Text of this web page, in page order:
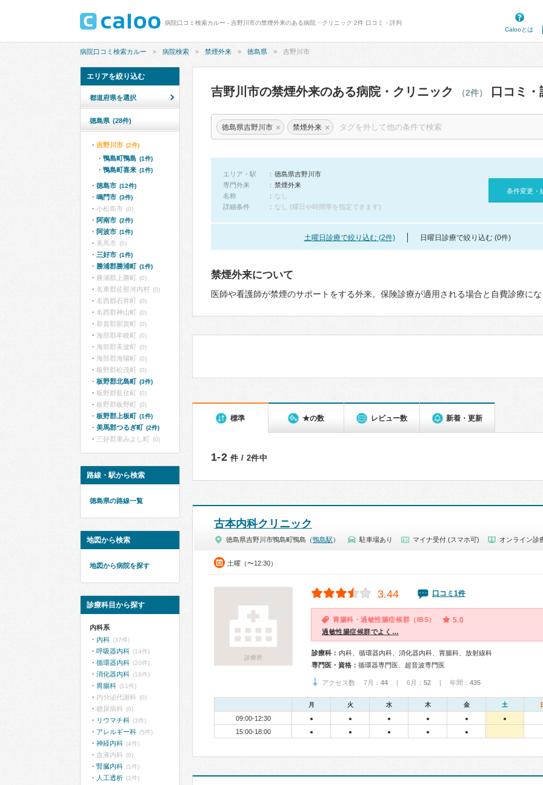
病院口コミ検索カルー - 吉野川市の禁煙外来のある病院・クリニック 2件 口コミ・評判
Calooとは
病院口コミ検索カルー 病院検索 禁煙外来 徳島県 吉野川市
吉野川市の禁煙外来のある病院・クリニック （2件） 口コミ・
徳島県吉野川市 × 禁煙外来 ×
エリア・駅
徳島県吉野川市
専門外来
禁煙外来
名称
なし
詳細条件
なし (曜日や時間帯を指定できます)
条件変更・
土曜日診療で絞り込む (2件) 日曜日診療で絞り込む (0件)
禁煙外来について
医師や看護師が禁煙のサポートをする外来。保険診療が適用される場合と自費診療に
標準 ★の数 レビュー数 新着・更新
1-2 件 / 2件中
古本内科クリニック
徳島県吉野川市鴨島町鴨島（鴨島駅 ） 駐車場あり マイナ受付 (スマホ可) オンライン診
土曜（〜12:30）
診療所
3.44 口コミ1件
胃腸科・過敏性腸症候群（IBS） 5.0
過敏性腸症候群でよく…
診療科： 内科、循環器内科、消化器内科、胃腸科、放射線科
専門医・資格： 循環器専門医、超音波専門医
アクセス数 7月： 44 | 6月： 52 | 年間： 435
月 火 水 木 金 土
09:00-12:30 ● ● ● ● ● ●
15:00-18:00 ● ● ● ● ●
エリアを絞り込む
都道府県を選択
徳島県 (28件)
吉野川市 (2件)
鴨島町鴨島 (1件)
鴨島町喜来 (1件)
徳島市 (12件)
鳴門市 (3件)
小松島市 (0)
阿南市 (2件)
阿波市 (1件)
美馬市 (0)
三好市 (1件)
勝浦郡勝浦町 (1件)
勝浦郡上勝町 (0)
名東郡佐那河内村 (0)
名西郡石井町 (0)
名西郡神山町 (0)
那賀郡那賀町 (0)
海部郡牟岐町 (0)
海部郡美波町 (0)
海部郡海陽町 (0)
板野郡松茂町 (0)
板野郡北島町 (3件)
板野郡藍住町 (0)
板野郡板野町 (0)
板野郡上板町 (1件)
美馬郡つるぎ町 (2件)
三好郡東みよし町 (0)
路線・駅から検索
徳島県の路線一覧
地図から検索
地図から病院を探す
診療科目から探す
内科系
内科 (37件)
呼吸器内科 (14件)
循環器内科 (20件)
消化器内科 (18件)
胃腸科 (11件)
内分泌代謝科 (0)
糖尿病科 (0)
リウマチ科 (3件)
アレルギー科 (5件)
神経内科 (4件)
血液内科 (0)
腎臓内科 (1件)
人工透析 (1件)